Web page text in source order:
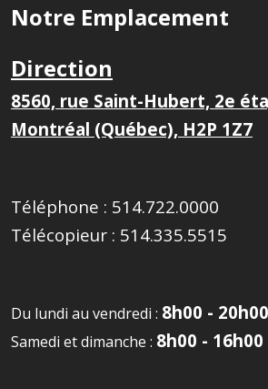
Notre Emplacement
Direction
8560, rue Saint-Hubert, 2e
Montréal (Québec), H2P 1Z7
Téléphone : 514.722.0000
Télécopieur : 514.335.5515
Du lundi au vendredi : 8h00 - 20h00
Samedi et dimanche : 8h00 - 16h00